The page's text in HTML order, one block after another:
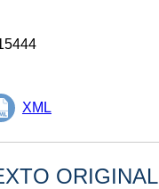
XML
ORIGINAL